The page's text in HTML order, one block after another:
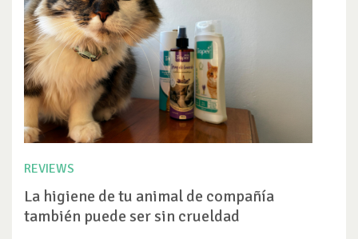
REVIEWS
La higiene de tu animal de compañía
también puede ser sin crueldad